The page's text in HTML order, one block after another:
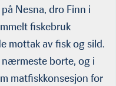
Nesna, dro Finn i
fiskebruk
mottak av fisk og sild.
borte, og i
matfiskkonsesjon for